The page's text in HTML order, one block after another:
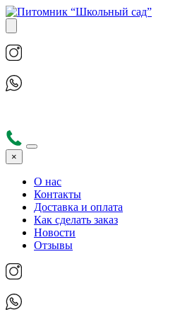
×
О нас
Контакты
Доставка и оплата
Как сделать заказ
Новости
Отзывы